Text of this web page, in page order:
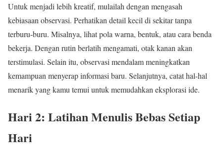
Untuk menjadi lebih kreatif, mulailah dengan mengasah
kebiasaan observasi. Perhatikan detail kecil di sekitar tanpa
terburu-buru. Misalnya, lihat pola warna, bentuk, atau cara benda
bekerja. Dengan rutin berlatih mengamati, otak kanan akan
terstimulasi. Selain itu, observasi mendalam meningkatkan
kemampuan menyerap informasi baru. Selanjutnya, catat hal-hal
menarik yang kamu temui untuk memudahkan eksplorasi ide.
Hari 2: Latihan Menulis Bebas Setiap
Hari